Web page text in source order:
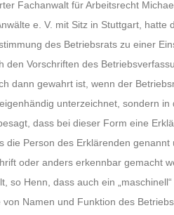
Fachanwalt für Arbeitsrecht
e. V. mit Sitz in Stuttgart, hatte
des Betriebsrats zu einer
den Vorschriften des
dann gewahrt ist, wenn der
unterzeichnet, sondern in
dass bei dieser Form eine
die Person des Erklärenden genannt
oder anders erkennbar gemacht
so Henn, dass auch ein
Namen und Funktion des